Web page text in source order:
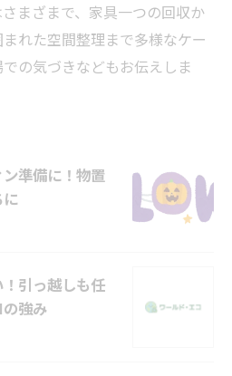
まざまで、家具一つの回収か
れた空間整理まで多様なケー
の気づきなどもお伝えしま
準備に！物置
引っ越しも任
強み